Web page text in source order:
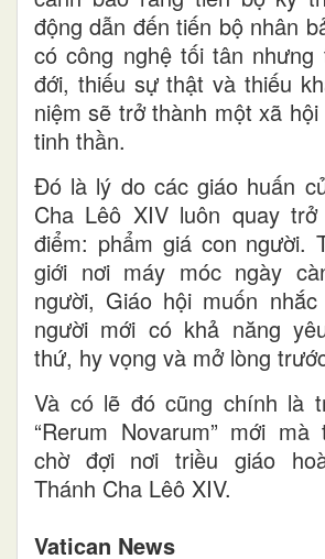
động dẫn đến tiến bộ nhân
có công nghệ tối tân nhưng
đới, thiếu sự thật và thiếu
niệm sẽ trở thành một xã
tinh thần.
Đó là lý do các giáo huấn
Cha Lêô XIV luôn quay
điểm: phẩm giá con người.
giới nơi máy móc ngày
người, Giáo hội muốn
người mới có khả năng
thứ, hy vọng và mở lòng
Và có lẽ đó cũng chính là
“Rerum Novarum” mới
chờ đợi nơi triều giáo
Thánh Cha Lêô XIV.
Vatican News